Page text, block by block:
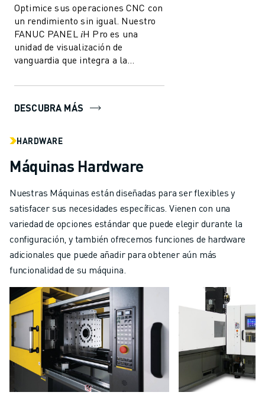
Optimice sus operaciones CNC con
un rendimiento sin igual. Nuestro
FANUC PANEL 𝑖H Pro es una
unidad de visualización de
vanguardia que integra a la
con las capacidad...
DESCUBRA MÁS
HARDWARE
Máquinas Hardware
Nuestras Máquinas están diseñadas para ser flexibles y
satisfacer sus necesidades específicas. Vienen con una
variedad de opciones estándar que puede elegir durante la
configuración, y también ofrecemos funciones de hardware
adicionales que puede añadir para obtener aún más
funcionalidad de su máquina.